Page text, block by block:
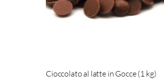
Cioccolato al latte in Gocce (1 kg)